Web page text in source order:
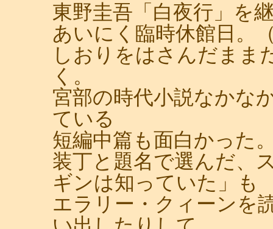
東野圭吾「白夜行」を
あいにく臨時休館日。
しおりをはさんだまま
く。
宮部の時代小説なかな
ている
短編中篇も面白かった
装丁と題名で選んだ、
ギンは知っていた」も
エラリー・クィーンを